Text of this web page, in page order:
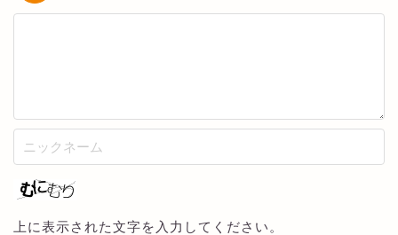
上に表示された文字を入力してください。